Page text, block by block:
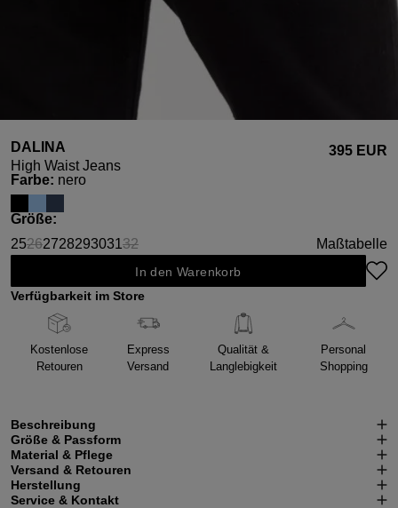
DALINA
High Waist Jeans
395 EUR
Farbeauswählen
: nero
Größeauswählen
:
2526
(Diese Option ist zurzeit nicht verfügbar.)
272829303132
(Diese Option ist zurzeit nicht verfügbar.)
Maßtabelle
In den Warenkorb
Verfügbarkeit im Store
Kostenlose
Retouren
Express
Versand
Qualität &
Langlebigkeit
Personal
Shopping
Beschreibung
Größe & Passform
Material & Pflege
Versand & Retouren
Herstellung
Service & Kontakt